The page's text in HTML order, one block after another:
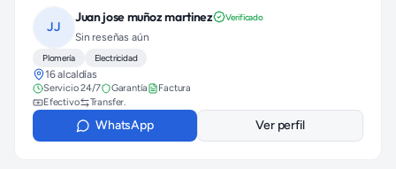
JJ
Juan jose muñoz martinez Verificado
Sin reseñas aún
Plomería Electricidad
16 alcaldías
Servicio 24/7 Garantía
Factura
Efectivo
Transfer.
WhatsApp Ver perfil